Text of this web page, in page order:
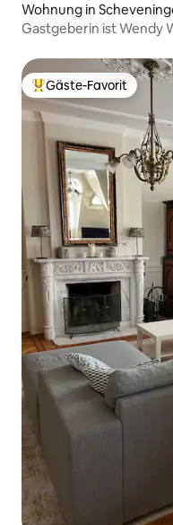
Wohnung in
Gastgeberin ist Wendy
Beliebter Gäste-Favorit.
Gäste-Favorit